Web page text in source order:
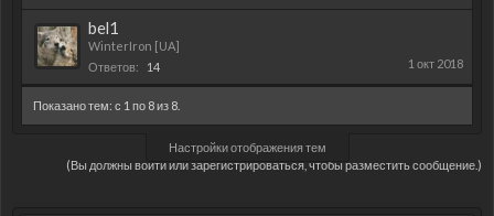
bel1
WinterIron [UA]
Ответов:
14 1 окт 2018
Показано тем: с 1 по 8 из 8.
Настройки отображения тем
(Вы должны войти или зарегистрироваться, чтобы разместить сообщение.)